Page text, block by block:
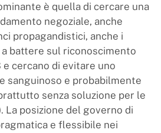
è quella di cercare una
negoziale, anche
propagandistici, anche i
battere sul riconoscimento
cercano di evitare uno
sanguinoso e probabilmente
senza soluzione per le
La posizione del governo di
e flessibile nei